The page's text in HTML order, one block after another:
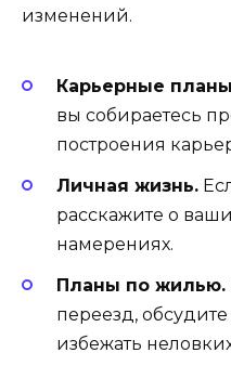
изменений.
Карьерные
вы собираетесь
построения
Личная жизнь.
расскажите о
намерениях.
Планы по жилью.
переезд, обсудите
избежать